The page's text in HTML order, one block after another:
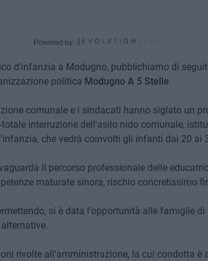
Powered by
d'infanzia a Modugno, pubblichiamo di
politica Modugno A 5 Stelle.
comunale e i sindacati hanno siglato un
interruzione dell'asilo nido comunale,
che vedrà coinvolti gli infanti dai 20 ai
il percorso professionale delle
maturate sinora, rischio concretissimo
si è data l'opportunità alle famiglie di
rivolte all'amministrazione, la cui condotta è